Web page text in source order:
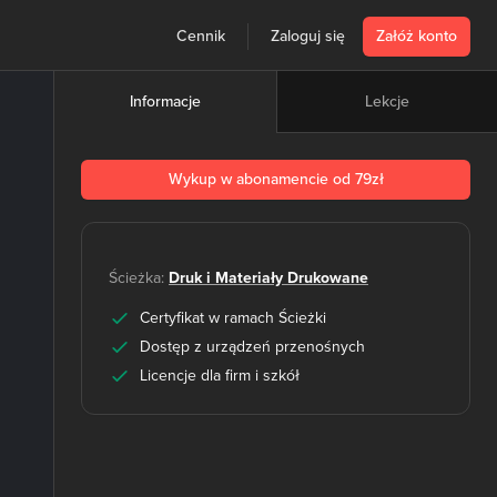
Cennik Zaloguj się Załóż konto
Informacje Lekcje
Wykup w abonamencie od 79zł
Ścieżka: Druk i Materiały Drukowane
Certyfikat w ramach Ścieżki
Dostęp z urządzeń przenośnych
Licencje dla firm i szkół